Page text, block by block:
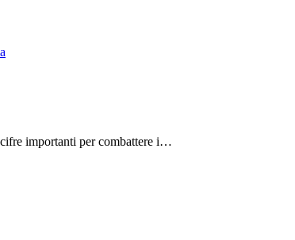
importanti per combattere i…